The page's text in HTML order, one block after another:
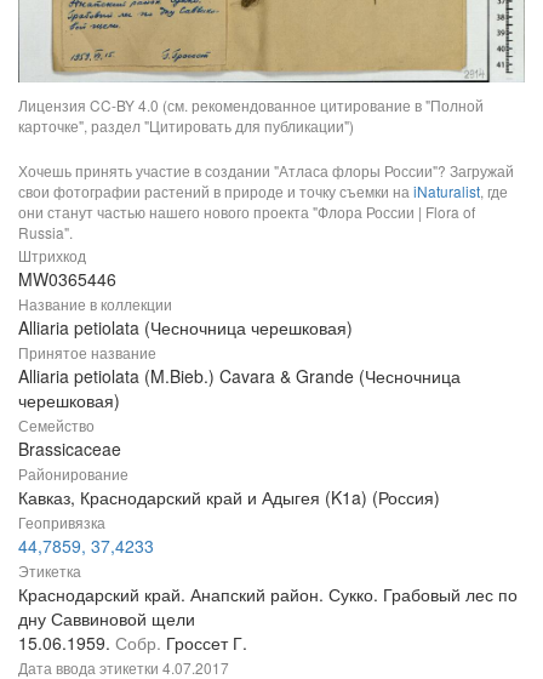
Лицензия CC-BY 4.0 (см. рекомендованное цитирование в "Полной
карточке", раздел "Цитировать для публикации")
Хочешь принять участие в создании "Атласа флоры России"? Загружай
свои фотографии растений в природе и точку съемки на iNaturalist, где
они станут частью нашего нового проекта "Флора России | Flora of
Russia".
Штрихкод
MW0365446
Название в коллекции
Alliaria petiolata (Чесночница черешковая)
Принятое название
Alliaria petiolata (M.Bieb.) Cavara & Grande (Чесночница
черешковая)
Семейство
Brassicaceae
Районирование
Кавказ, Краснодарский край и Адыгея (K1a) (Россия)
Геопривязка
44,7859, 37,4233
Этикетка
Краснодарский край. Анапский район. Сукко. Грабовый лес по
дну Саввиновой щели
15.06.1959. Собр. Гроссет Г.
Дата ввода этикетки 4.07.2017